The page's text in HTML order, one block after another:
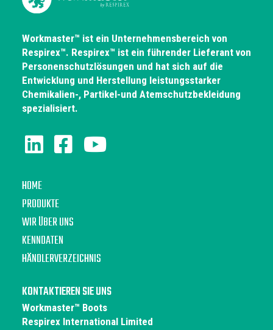
Workmaster™ ist ein Unternehmensbereich von
Respirex™. Respirex™ ist ein führender Lieferant von
Personenschutzlösungen und hat sich auf die
Entwicklung und Herstellung leistungsstarker
Chemikalien-, Partikel-und Atemschutzbekleidung
spezialisiert.
HOME
PRODUKTE
WIR ÜBER UNS
KENNDATEN
HÄNDLERVERZEICHNIS
KONTAKTIEREN SIE UNS
Workmaster™ Boots
Respirex International Limited